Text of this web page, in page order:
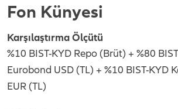
Fon Künyesi
Karşılaştırma Ölçütü
%10 BIST-KYD Repo (Brüt) + %80
Eurobond USD (TL) + %10 BIST-KYD
EUR (TL)